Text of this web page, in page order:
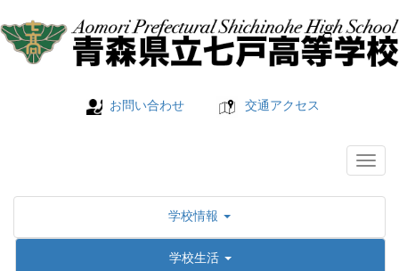
お問い合わせ 交通アクセス
学校情報
学校生活